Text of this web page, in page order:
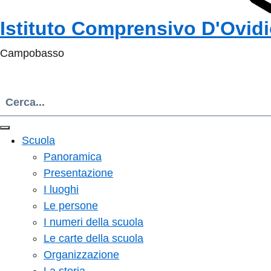
Istituto Comprensivo
Campobasso
Scuola
Panoramica
Presentazione
I luoghi
Le persone
I numeri della scuola
Le carte della scuola
Organizzazione